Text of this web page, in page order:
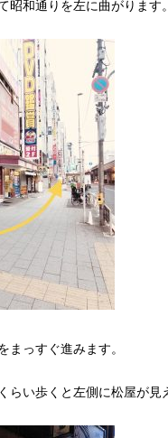
昭和通りを左に曲がります。
まっすぐ進みます。
らい歩くと左側に松屋が見